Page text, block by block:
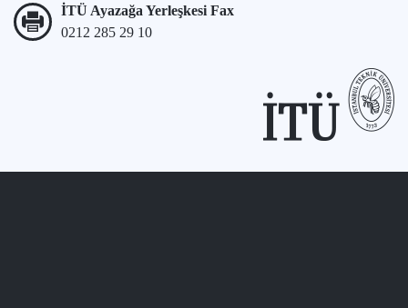
İTÜ Ayazağa Yerleşkesi Fax
0212 285 29 10